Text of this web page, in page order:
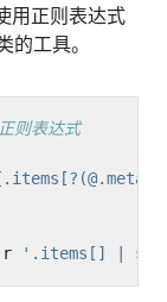
用正则表达式
的工具。
则表达式
'.items[] |